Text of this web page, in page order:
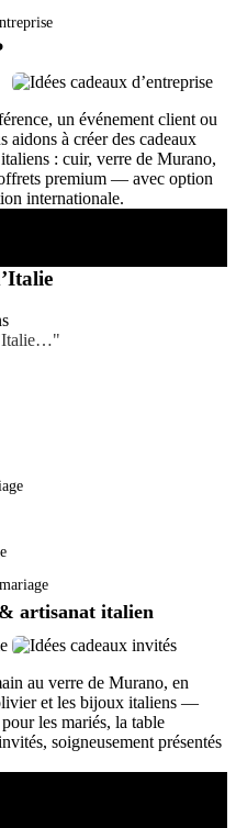
un événement client ou
aidons à créer des cadeaux
: cuir, verre de Murano,
premium — avec option
internationale.
artisanat italien
au verre de Murano, en
et les bijoux italiens —
les mariés, la table
soigneusement présentés